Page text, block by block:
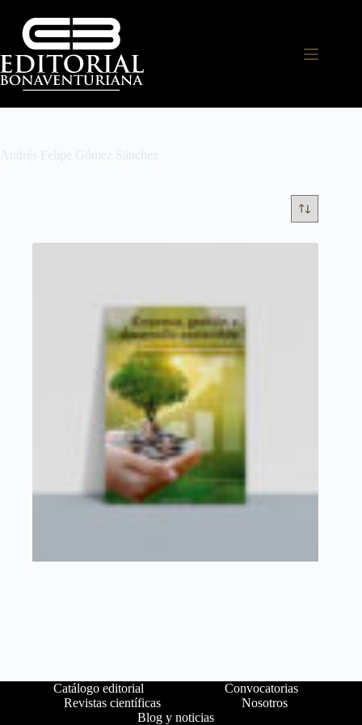
Andrés Felipe Gómez Sánchez
Catálogo editorial
Convocatorias
Revistas científicas
Nosotros
Blog y noticias